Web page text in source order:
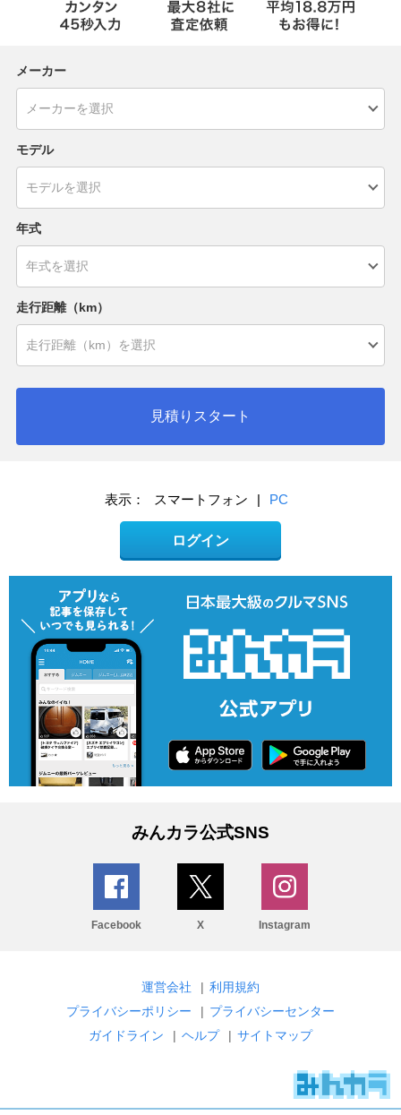
メーカー
モデル
年式
走行距離（km）
見積りスタート
表示： スマートフォン | PC
ログイン
みんカラ公式SNS
Facebook X Instagram
運営会社 | 利用規約
プライバシーポリシー
| プライバシーセンター
ガイドライン
| ヘルプ | サイトマップ